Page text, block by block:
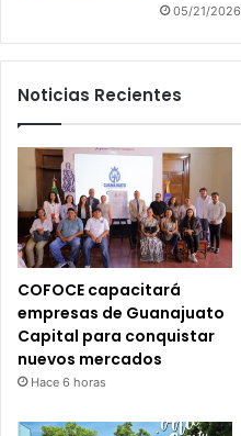
05/21/2026
Noticias Recientes
COFOCE capacitará
empresas de Guanajuato
Capital para conquistar
nuevos mercados
Hace 6 horas